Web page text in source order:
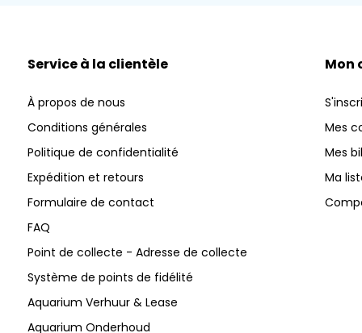
Service à la clientèle
À propos de nous
Conditions générales
Politique de confidentialité
Expédition et retours
Formulaire de contact
FAQ
Point de collecte - Adresse de collecte
Système de points de fidélité
Aquarium Verhuur & Lease
Aquarium Onderhoud
Mon
Mes
Mes
Ma